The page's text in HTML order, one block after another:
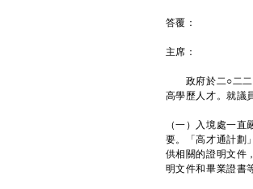
答覆：
主席：
政府於二○二二
高學歷人才。就議
（一）入境處一
要。「高才通計劃
供相關的證明文件
明文件和畢業證書